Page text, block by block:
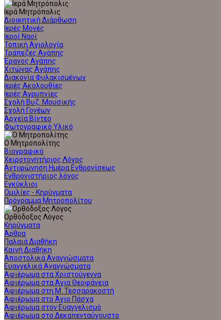
Ιερά Μητρόπολις
Διοικητική Διάρθωση
Ιερές Μονές
Ιεροί Ναοί
Τοπική Αγιολογία
Τράπεζες Αγάπης
Έρανος Αγάπης
Χιτώνας Αγάπης
Διακονία Φυλακισμένων
Ιερές Ακολουθίες
Ιερές Αγρυπνίες
Σχολή Βυζ. Μουσικής
Σχολή Γονέων
Αρχεία Βίντεο
Φωτογραφικό Υλικό
Ο Μητροπολίτης
Βιογραφικό
Χειροτονητήριος Λόγος
Αντιφώνηση Ημέρα Ενθρονίσεως
Ενθρονιστήριος λόγος
Εγκύκλιοι
Ομιλίες - Κηρύγματα
Πρόγραμμα Μητροπολίτου
Ορθόδοξος Λόγος
Κηρύγματα
Άρθρα
Παλαιά Διαθήκη
Καινή Διαθήκη
Αποστολικά Αναγνώσματα
Ευαγγελικά Αναγνώσματα
Αφιέρωμα στα Χριστούγεννα
Αφιέρωμα στα Άγια Θεοφάνεια
Αφιέρωμα στη Μ. Τεσσαρακοστή
Αφιέρωμα στο Άγιο Πάσχα
Αφιέρωμα στον Ευαγγελισμό
Αφιέρωμα στο Δεκαπενταύγουστο